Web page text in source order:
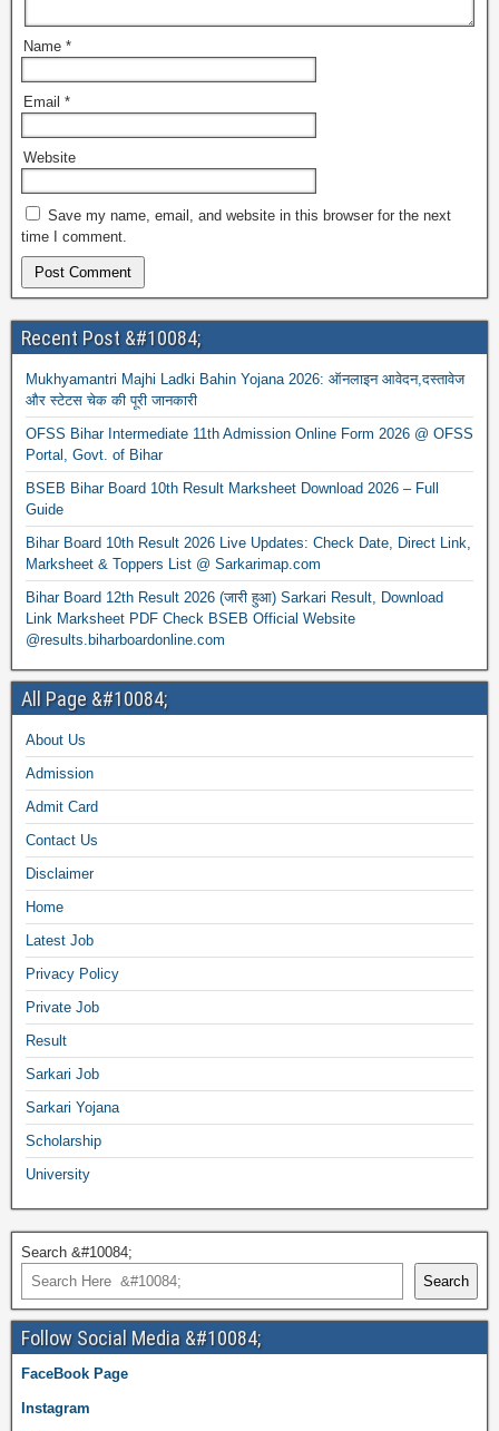
Name *
Email *
Website
Save my name, email, and website in this browser for the next
time I comment.
Recent Post &#10084;
Mukhyamantri Majhi Ladki Bahin Yojana 2026: ऑनलाइन आवेदन,दस्तावेज
और स्टेटस चेक की पूरी जानकारी
OFSS Bihar Intermediate 11th Admission Online Form 2026 @ OFSS
Portal, Govt. of Bihar
BSEB Bihar Board 10th Result Marksheet Download 2026 – Full
Guide
Bihar Board 10th Result 2026 Live Updates: Check Date, Direct Link,
Marksheet & Toppers List @ Sarkarimap.com
Bihar Board 12th Result 2026 (जारी हुआ) Sarkari Result, Download
Link Marksheet PDF Check BSEB Official Website
@results.biharboardonline.com
All Page &#10084;
About Us
Admission
Admit Card
Contact Us
Disclaimer
Home
Latest Job
Privacy Policy
Private Job
Result
Sarkari Job
Sarkari Yojana
Scholarship
University
Search &#10084;
Search
Follow Social Media &#10084;
FaceBook Page
Instagram